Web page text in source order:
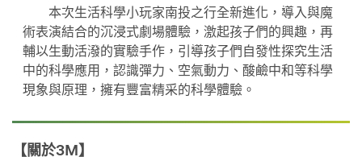
本次生活科學小玩家南投之行全新進化，導入與魔
術表演結合的沉浸式劇場體驗，激起孩子們的興趣，再
輔以生動活潑的實驗手作，引導孩子們自發性探究生活
中的科學應用，認識彈力、空氣動力、酸鹼中和等科學
現象與原理，擁有豐富精采的科學體驗。
【關於3M】